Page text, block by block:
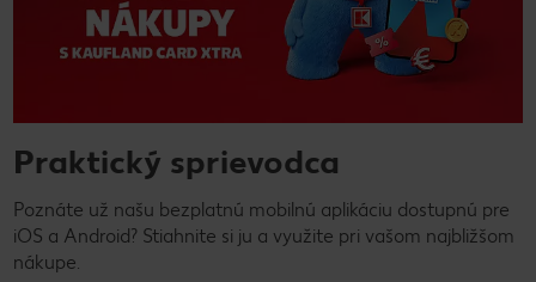
Praktický sprievodca
Poznáte už našu bezplatnú mobilnú aplikáciu dostupnú pre
iOS a Android? Stiahnite si ju a využite pri vašom najbližšom
nákupe.